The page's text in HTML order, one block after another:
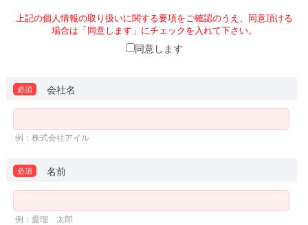
本人の同意を得ずに第三者に開示・提供することはありませ
ん。個人情報のご記入は任意ですが、弊社が必須としている
情報をご提供いただけない場合は、必要な情報等の登録がで
きない、または資料等が正しくご提供できないなどがありま
合理的な範囲内で対応させていただきます。個人情報に関す
は、各担当窓口宛まで御連絡下さい。
株式会社アイルお客様担当窓口 E-mail：
webmarketing@ill.co.jp
Privacy@ill.co.jp
上記の個人情報の取り扱いに関する要項をご確認のうえ、同意頂ける
場合は「同意します」にチェックを入れて下さい。
同意します
必須 会社名
例：株式会社アイル
必須 名前
例：愛瑠 太郎